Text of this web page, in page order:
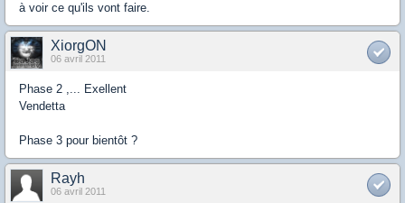
à voir ce qu'ils vont faire.
XiorgON
06 avril 2011
Phase 2 ,... Exellent
Vendetta
Phase 3 pour bientôt ?
Rayh
06 avril 2011